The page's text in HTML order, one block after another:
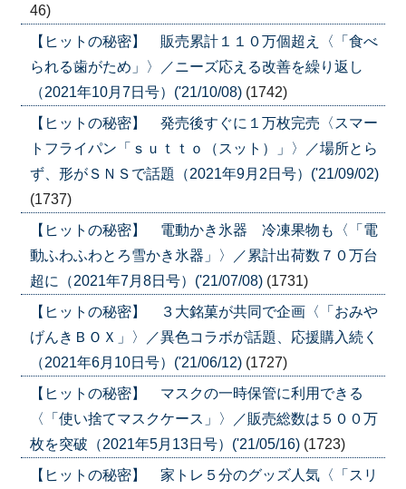
46)
【ヒットの秘密】 販売累計１１０万個超え〈「食べ
られる歯がため」〉／ニーズ応える改善を繰り返し
（2021年10月7日号）('21/10/08) (1742)
【ヒットの秘密】 発売後すぐに１万枚完売〈スマー
トフライパン「ｓｕｔｔｏ（スット）」〉／場所とら
ず、形がＳＮＳで話題（2021年9月2日号）('21/09/02)
(1737)
【ヒットの秘密】 電動かき氷器 冷凍果物も〈「電
動ふわふわとろ雪かき氷器」〉／累計出荷数７０万台
超に（2021年7月8日号）('21/07/08) (1731)
【ヒットの秘密】 ３大銘菓が共同で企画〈「おみや
げんきＢＯＸ」〉／異色コラボが話題、応援購入続く
（2021年6月10日号）('21/06/12) (1727)
【ヒットの秘密】 マスクの一時保管に利用できる
〈「使い捨てマスクケース」〉／販売総数は５００万
枚を突破（2021年5月13日号）('21/05/16) (1723)
【ヒットの秘密】 家トレ５分のグッズ人気〈「スリ